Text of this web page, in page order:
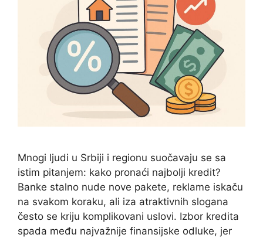
Mnogi ljudi u Srbiji i regionu suočavaju se sa
istim pitanjem: kako pronaći najbolji kredit?
Banke stalno nude nove pakete, reklame iskaču
na svakom koraku, ali iza atraktivnih slogana
često se kriju komplikovani uslovi. Izbor kredita
spada među najvažnije finansijske odluke, jer